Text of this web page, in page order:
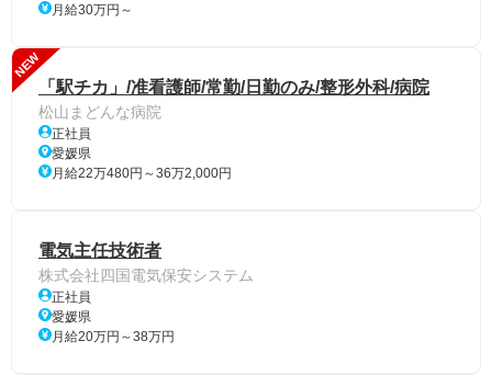
月給30万円～
NEW
「駅チカ」/准看護師/常勤/日勤のみ/整形外科/病院
松山まどんな病院
正社員
愛媛県
月給22万480円～36万2,000円
電気主任技術者
株式会社四国電気保安システム
正社員
愛媛県
月給20万円～38万円